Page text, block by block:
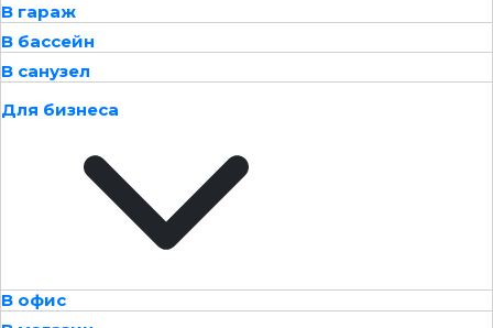
В гараж
В бассейн
В санузел
Для бизнеса
В офис